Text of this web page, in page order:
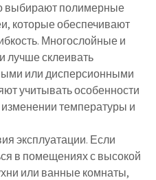
выбирают полимерные
которые обеспечивают
Многослойные и
лучше склеивать
или дисперсионными
учитывать особенности
температуры и
эксплуатации. Если
в помещениях с высокой
или ванные комнаты,